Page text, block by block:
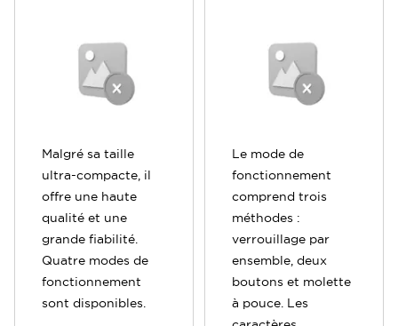
Malgré sa taille
ultra-compacte, il
offre une haute
qualité et une
grande fiabilité.
Quatre modes de
fonctionnement
sont disponibles.
Le mode de
fonctionnement
comprend trois
méthodes :
verrouillage par
ensemble, deux
boutons et molette
à pouce. Les